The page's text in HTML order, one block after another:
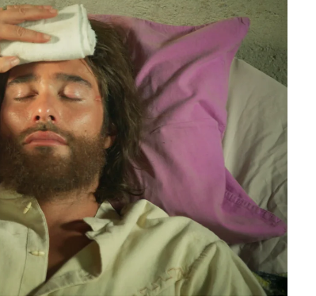
con Déborah y le informa de que la
y la mujer se relame pensando en
de la venganza.Y lo que planea
con mascarilla y el atuendo
la niña.
de la terrible noticia a Victoria que
hija ha desaparecido!